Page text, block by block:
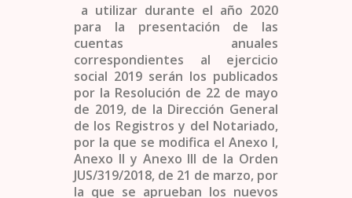
a utilizar durante el año 2020
para la presentación de las
cuentas anuales
correspondientes al ejercicio
social 2019 serán los publicados
por la Resolución de 22 de mayo
de 2019, de la Dirección General
de los Registros y del Notariado,
por la que se modifica el Anexo I,
Anexo II y Anexo III de la Orden
JUS/319/2018, de 21 de marzo, por
la que se aprueban los nuevos